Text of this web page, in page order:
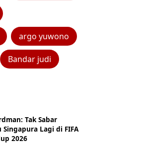
argo yuwono
Bandar judi
Tak Sabar
Singapura Lagi di FIFA
2026